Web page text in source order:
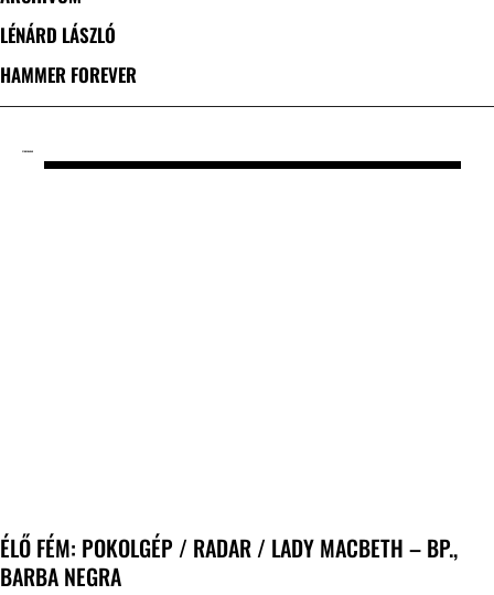
LÉNÁRD LÁSZLÓ
HAMMER FOREVER
ÉLŐ FÉM: POKOLGÉP / RADAR / LADY MACBETH – BP.,
BARBA NEGRA